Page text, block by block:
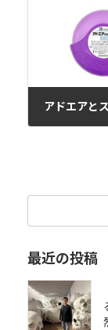
アドエアと
最近の投稿